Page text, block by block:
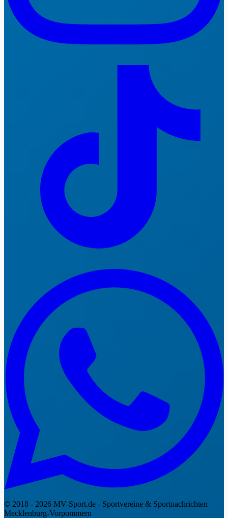
© 2018 - 2026 MV-Sport.de - Sportvereine & Sportnachrichten
Mecklenburg-Vorpommern